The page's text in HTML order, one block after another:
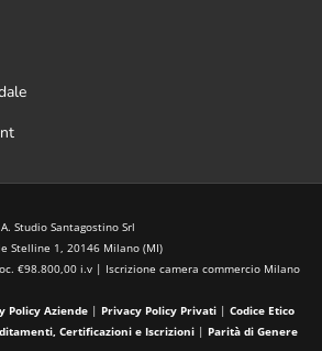
Studio Santagostino Srl
Stelline 1, 20146 Milano (MI)
€98.800,00 i.v | Iscrizione camera commercio Milano
Policy Aziende | Privacy Policy Privati | Codice Etico
Certificazioni e Iscrizioni | Parità di Genere